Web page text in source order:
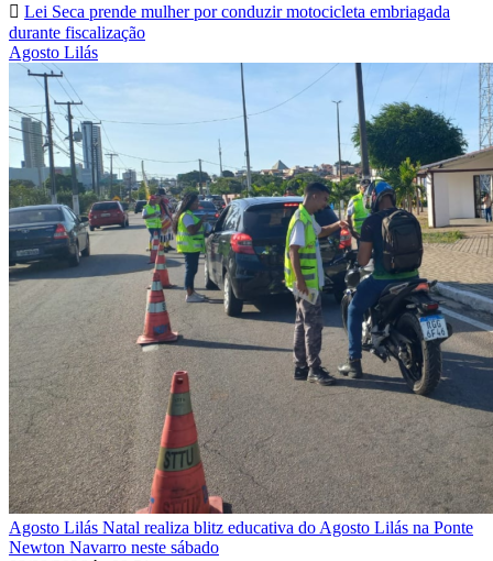
Lei Seca prende mulher por conduzir motocicleta embriagada
durante fiscalização
Agosto Lilás
Agosto Lilás Natal realiza blitz educativa do Agosto Lilás na Ponte
Newton Navarro neste sábado